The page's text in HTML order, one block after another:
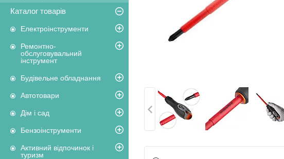
Каталог товарів
Електроінструменти
Ремонтно-
обслуговувальний
інструмент
Будівельне обладнання
Автотовари
Дім і сад
Бензоінструменти
Активний відпочинок і
туризм